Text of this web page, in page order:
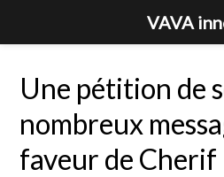
Une pétition de
nombreux
faveur de
VAVA